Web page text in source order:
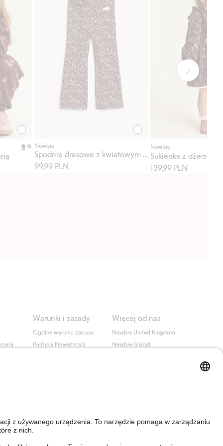
Newbie
Spodnie dresowe z kwiatowym wzorem
99,99 PLN
Newbie
Sukienka z dżerseju,
139,99 PLN
Warunki i zasady
Ogólne warunki zakupu
Polityka Prywatności
Więcej od nas
Newbie United Kingdom
Newbie Global